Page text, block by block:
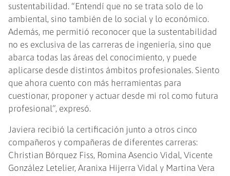
sustentabilidad. “Entendí que no se trata solo de lo
ambiental, sino también de lo social y lo económico.
Además, me permitió reconocer que la sustentabilidad
no es exclusiva de las carreras de ingeniería, sino que
abarca todas las áreas del conocimiento, y puede
aplicarse desde distintos ámbitos profesionales. Siento
que ahora cuento con más herramientas para
cuestionar, proponer y actuar desde mi rol como futura
profesional”, expresó.
Javiera recibió la certificación junto a otros cinco
compañeros y compañeras de diferentes carreras:
Christian Bórquez Fiss, Romina Asencio Vidal, Vicente
González Letelier, Aranixa Hijerra Vidal y Martina Vera